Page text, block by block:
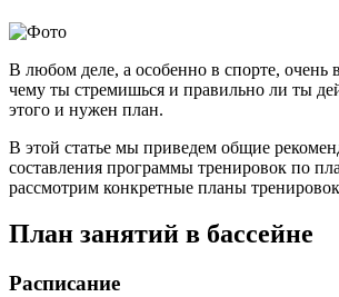
В любом деле, а особенно в спорте, очень
чему ты стремишься и правильно ли ты
этого и нужен план.
В этой статье мы приведем общие
составления программы тренировок по
рассмотрим конкретные планы
План занятий в бассейне
Расписание